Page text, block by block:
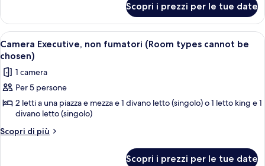
non
fumatori
(with
Sofa
Bed,
Super
City
View)
Executive
con
2
letti
non
fumatori
Sofa
Bed,
Super
City
Scopri i prezzi per le tue date
Apri
tutte
le
foto
per
Camera
Executive,
non
Corridoio in un hotel con il logo a
10
Camera Executive, non fumatori (Room types cannot be
chosen)
1 camera
Per 5 persone
2 letti a una piazza e mezza e 1 divano letto (singolo) o 1 letto king e 1
divano letto (singolo)
Scopri di più
Altri
Scopri i prezzi per le tue date